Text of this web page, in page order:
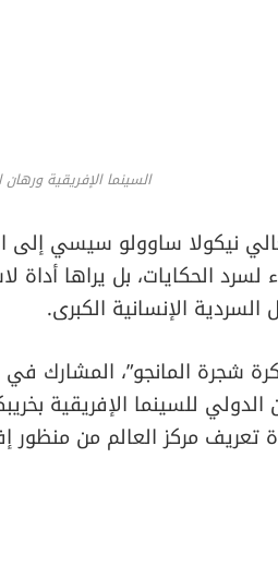
السينما الإفريقية ورهان
نيكولا ساوولو سيسي إلى
لسرد الحكايات، بل يراها
الإنسانية الكبرى.
شجرة المانجو”، المشارك
للمهرجان الدولي للسينما
تعريف مركز العالم من منظور